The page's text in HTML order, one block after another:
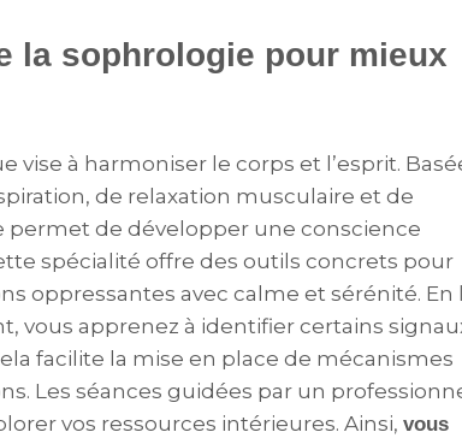
la sophrologie pour mieux
vise à harmoniser le corps et l’esprit.
de relaxation musculaire et de
permet de développer une conscience
spécialité offre des outils concrets pour
oppressantes avec calme et sérénité. En
vous apprenez à identifier certains
facilite la mise en place de mécanismes
Les séances guidées par un
vos ressources intérieures. Ainsi, vous